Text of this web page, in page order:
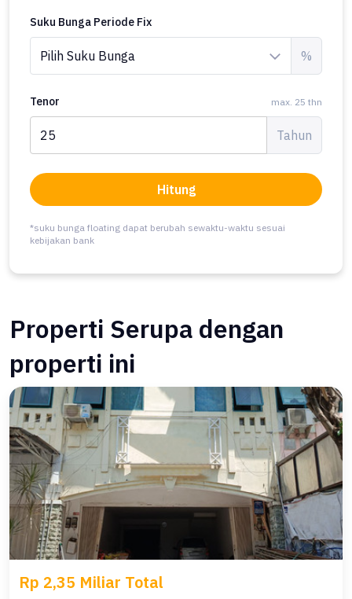
Suku Bunga Periode Fix
%
Tenor max. 25 thn
Tahun
Hitung
*suku bunga floating dapat berubah sewaktu-waktu sesuai
kebijakan bank
Properti Serupa dengan
properti ini
Rp 2,35 Miliar Total